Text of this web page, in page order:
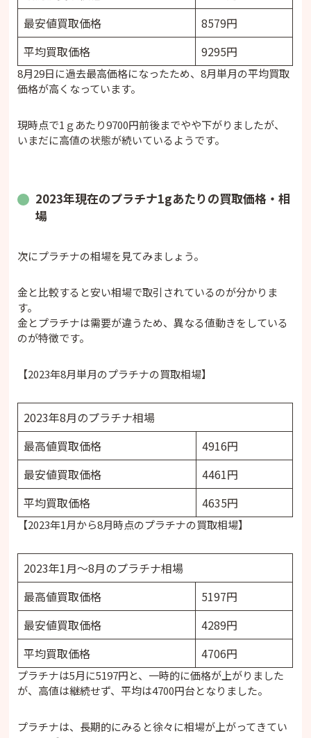
最安値買取価格
8579円
平均買取価格
9295円
8月29日に過去最高価格になったため、8月単月の平均買取
価格が高くなっています。
現時点で1ｇあたり9700円前後までやや下がりましたが、
いまだに高値の状態が続いているようです。
2023年現在のプラチナ1gあたりの買取価格・相
場
次にプラチナの相場を見てみましょう。
金と比較すると安い相場で取引されているのが分かりま
す。
金とプラチナは需要が違うため、異なる値動きをしている
のが特徴です。
【2023年8月単月のプラチナの買取相場】
2023年8月のプラチナ相場
最高値買取価格
4916円
最安値買取価格
4461円
平均買取価格
4635円
【2023年1月から8月時点のプラチナの買取相場】
2023年1月～8月のプラチナ相場
最高値買取価格
5197円
最安値買取価格
4289円
平均買取価格
4706円
プラチナは5月に5197円と、一時的に価格が上がりました
が、高値は継続せず、平均は4700円台となりました。
プラチナは、長期的にみると徐々に相場が上がってきてい